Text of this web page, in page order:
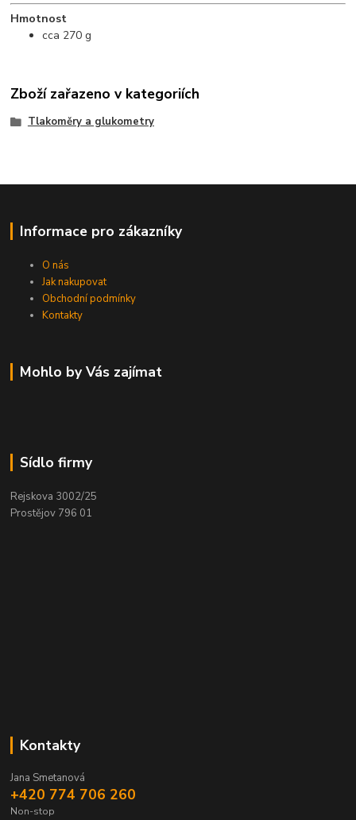
Hmotnost
cca 270 g
Zboží zařazeno v kategoriích
Tlakoměry a glukometry
Informace pro zákazníky
O nás
Jak nakupovat
Obchodní podmínky
Kontakty
Mohlo by Vás zajímat
Sídlo firmy
Rejskova 3002/25
Prostějov 796 01
Kontakty
Jana Smetanová
+420 774 706 260
Non-stop